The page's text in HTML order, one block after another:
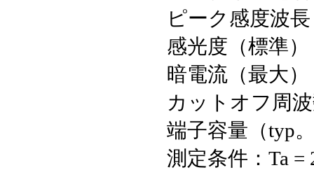
ピーク感度波
感光度（標準）
暗電流（最大）
カットオフ周
端子容量（typ
測定条件：Ta